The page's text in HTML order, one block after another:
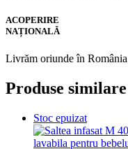
ACOPERIRE
NAȚIONALĂ
Livrăm oriunde în România
Produse similare
Stoc epuizat